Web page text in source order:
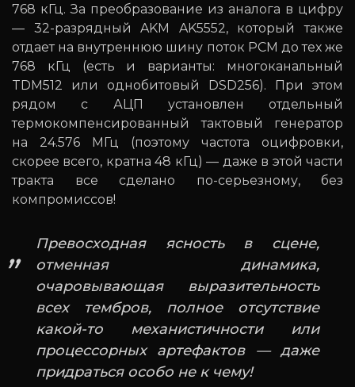
768 кГц. За преобразование из аналога в цифру
— 32-разрядный AKM AK5552, который также
отдает на внутреннюю шину поток PCM до тех же
768 кГц (есть и варианты: многоканальный
TDM512 или однобитовый DSD256). При этом
рядом с АЦП установлен отдельный
термокомпенсированный тактовый генератор
на 24.576 МГц (поэтому частота оцифровки,
скорее всего, кратна 48 кГц) — даже в этой части
тракта все сделано по-серьезному, без
компромиссов!
Превосходная ясность в сцене,
отменная динамика,
очаровывающая выразительность
всех тембров, полное отсутствие
какой-то механистичности или
процессорных артефактов — даже
придраться особо не к чему!